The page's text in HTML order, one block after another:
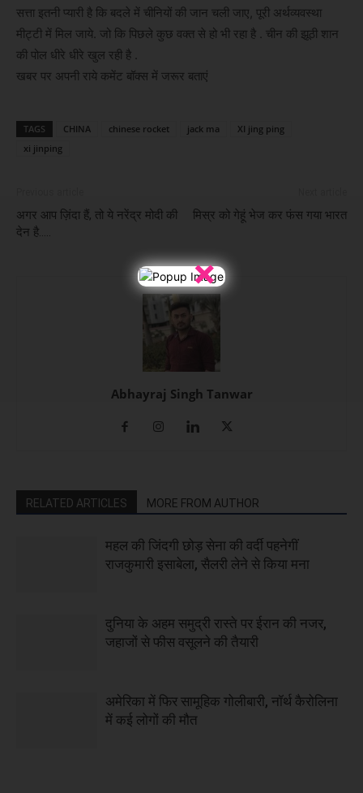
×
सत्ता इतनी प्यारी है कि बदले में चीनियों की जान चली जाए, पूरी अर्थव्यवस्था
मीट्टी में मिल जाये. जो कि पिछले कुछ वक्त से हो भी रहा है . चीन की झूठी शान
की पोल धीरे धीरे खुल रही है .
खबर पर अपनी राये कमेंट बॉक्स में जरूर बताएं
TAGS CHINA chinese rocket jack ma
XI jing ping
xi jinping
अगर आप ज़िंदा हैं, तो ये नरेंद्र मोदी की
देन है…..
मिस्र को गेहूं भेज कर फंस गया भारत
Abhayraj Singh Tanwar
RELATED ARTICLES MORE FROM AUTHOR
महल की जिंदगी छोड़ सेना की वर्दी पहनेगीं
राजकुमारी इसाबेला, सैलरी लेने से किया मना
दुनिया के अहम समुद्री रास्ते पर ईरान की नजर,
जहाजों से फीस वसूलने की तैयारी
अमेरिका में फिर सामूहिक गोलीबारी, नॉर्थ कैरोलिना
में कई लोगों की मौत